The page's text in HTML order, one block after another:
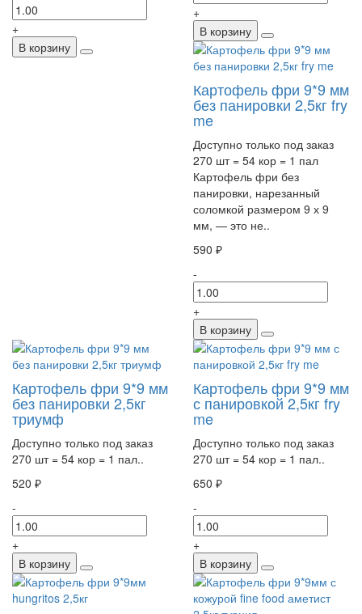
+
В корзину
+
В корзину
Картофель фри 9*9 мм
без панировки 2,5кг fry
me
Доступно только под заказ
270 шт = 54 кор = 1 пал
Картофель фри без
панировки, нарезанный
соломкой размером 9 х 9
мм, — это не..
590 ₽
-
+
В корзину
Картофель фри 9*9 мм
без панировки 2,5кг
триумф
Доступно только под заказ
270 шт = 54 кор = 1 пал..
520 ₽
-
+
В корзину
Картофель фри 9*9 мм
с панировкой 2,5кг fry
me
Доступно только под заказ
270 шт = 54 кор = 1 пал..
650 ₽
-
+
В корзину